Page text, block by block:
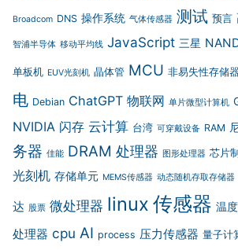
Broadcom DNS 操作系统 气体传感器 测试 预言
智浦半导体 移动平均线 JavaScript 三星
单板机 EUV光刻机 晶体管 MCU 非易失性存储
电 Debian ChatGPT 物联网 单片微型计算机
NVIDIA 闪存 云计算 台湾 可穿戴设备 RAM
务器 佳能 DRAM 处理器 图形处理器 芯片
光刻机 存储单元 MEMS传感器 动态随机存取存储器
达 股票 微处理器 linux 传感器 温
处理器 cpu AI process 压力传感器 量子计